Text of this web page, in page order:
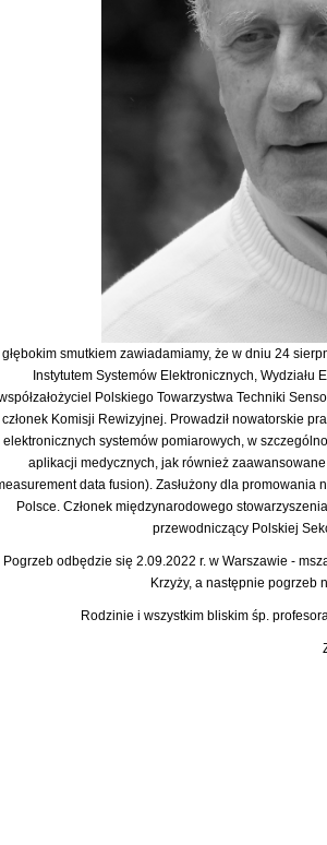
głębokim smutkiem zawiadamiamy, że w dniu 24
Instytutem Systemów Elektronicznych,
Polskiego Towarzystwa Techniki
członek Komisji Rewizyjnej. Prowadził nowatorskie
elektronicznych systemów pomiarowych, w
aplikacji medycznych, jak również
data fusion). Zasłużony dla
Polsce. Członek międzynarodowego
przewodniczący Polskiej
Pogrzeb odbędzie się 2.09.2022 r. w Warszawie -
Krzyży, a następnie pogrzeb
Rodzinie i wszystkim bliskim śp.